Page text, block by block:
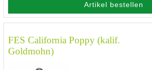
Artikel bestellen
FES California Poppy (kalif.
Goldmohn)